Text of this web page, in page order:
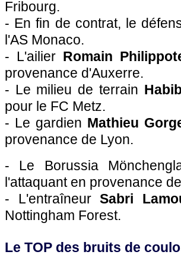
Fribourg.
- En fin de contrat, le
l'AS Monaco.
- L'ailier Romain
provenance d'Auxerre.
- Le milieu de terrain
pour le FC Metz.
- Le gardien Mathieu
provenance de Lyon.
- Le Borussia
l'attaquant en provenance
- L'entraîneurSabri
Nottingham Forest.
Le TOP des bruits de